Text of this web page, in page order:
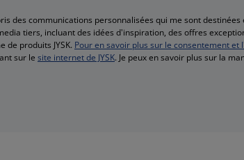
des communications personnalisées qui me sont
tiers, incluant des idées d'inspiration, des offres
produits JYSK. Pour en savoir plus sur le consentement
sur le site internet de JYSK. Je peux en savoir plus sur la